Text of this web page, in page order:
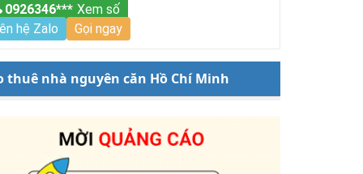
0926346*** Xem số
hệ Zalo
Gọi ngay
thuê nhà nguyên căn Hồ Chí Minh